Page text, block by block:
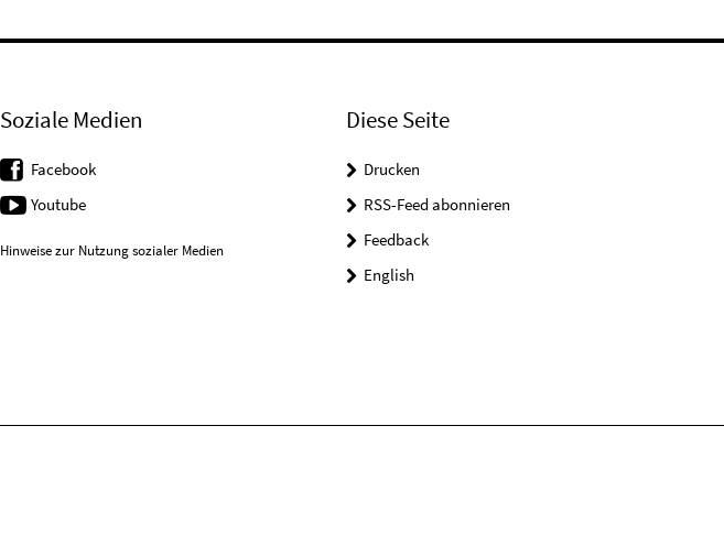
Soziale Medien
Facebook
Youtube
Hinweise zur Nutzung sozialer Medien
Diese Seite
Drucken
RSS-Feed abonnieren
Feedback
English